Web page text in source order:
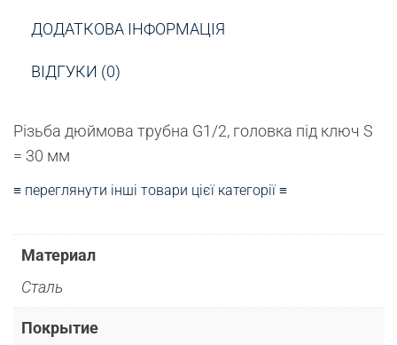
ДОДАТКОВА ІНФОРМАЦІЯ
ВІДГУКИ (0)
Різьба дюймова трубна G1/2, головка під ключ S
= 30 мм
≡ переглянути інші товари цієї категорії ≡
Материал
Сталь
Покрытие